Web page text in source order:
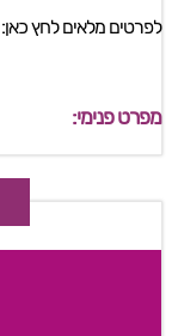
לפרטים מלאים לחץ כאן:
מפרט פנימי: